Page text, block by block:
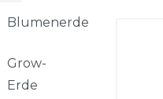
Blumenerde
Grow-
Erde